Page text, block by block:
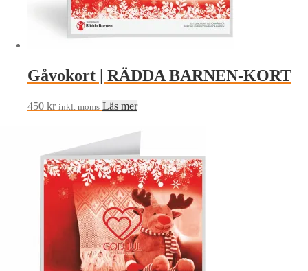
Gåvokort | RÄDDA BARNEN-KORT
450 kr inkl. moms Läs mer